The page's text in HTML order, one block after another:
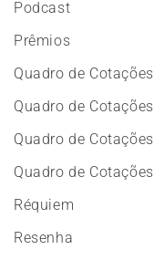
Podcast
Prêmios
Quadro de Cotações
Quadro de Cotações
Quadro de Cotações
Quadro de Cotações
Réquiem
Resenha